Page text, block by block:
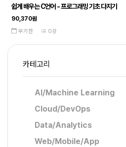
쉽게 배우는 C언어 - 프로그래밍 기초 다지기
90,370원
무기한 0강
카테고리
AI/Machine Learning
Cloud/DevOps
Data/Analytics
Web/Mobile/App